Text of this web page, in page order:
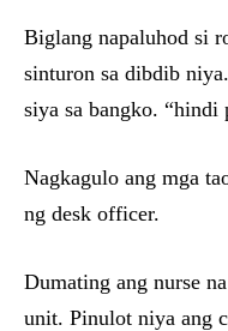
Biglang napaluhod si
sinturon sa dibdib
siya sa bangko.
Nagkagulo ang mga
ng desk officer.
Dumating ang nurse
unit. Pinulot niya ang